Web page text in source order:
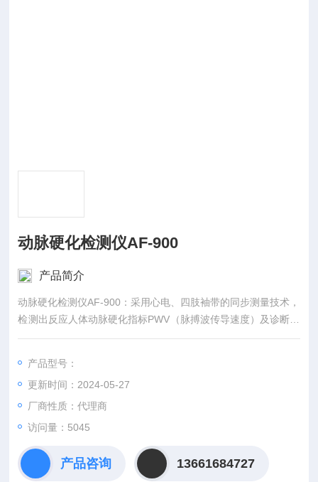
动脉硬化检测仪AF-900
产品简介
动脉硬化检测仪AF-900：采用心电、四肢袖带的同步测量技术，
检测出反应人体动脉硬化指标PWV（脉搏波传导速度）及诊断双
下肢阻塞程度指标ABI（踝臂指数）。
产品型号：
更新时间：2024-05-27
厂商性质：代理商
访问量：5045
产品咨询 13661684727